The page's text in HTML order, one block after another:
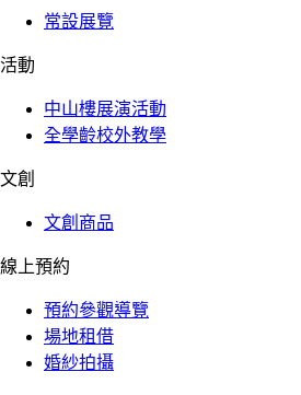
常設展覽
活動
中山樓展演活動
全學齡校外教學
文創
文創商品
線上預約
預約參觀導覽
場地租借
婚紗拍攝